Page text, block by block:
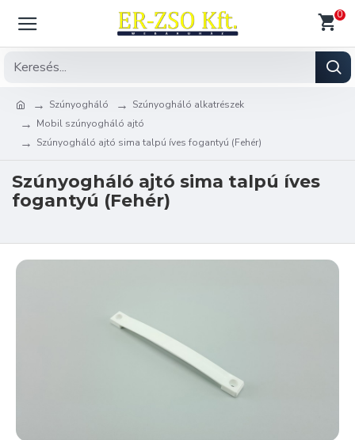
0
Szúnyogháló
Szúnyogháló alkatrészek
Mobil szúnyogháló ajtó
Szúnyogháló ajtó sima talpú íves fogantyú (Fehér)
Szúnyogháló ajtó sima talpú íves
fogantyú (Fehér)